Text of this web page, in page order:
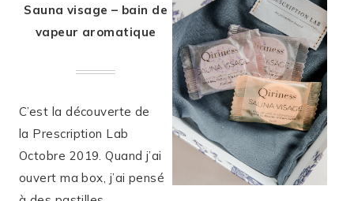
Sauna visage – bain de
vapeur aromatique
C’est la découverte de
la Prescription Lab
Octobre 2019. Quand j’ai
ouvert ma box, j’ai pensé